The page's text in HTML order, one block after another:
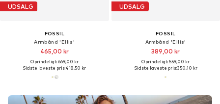
UDSALG
FOSSIL
Armbånd 'Ellis'
465,00 kr
Oprindeligt: 669,00 kr
Sidste laveste pris:418,50 kr
UDSALG
FOSSIL
Armbånd 'Ellis'
389,00 kr
Oprindeligt: 559,00 kr
Sidste laveste pris:350,10 kr